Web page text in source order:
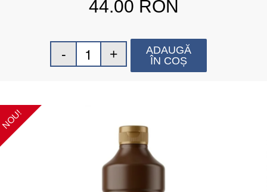
44.00 RON
ADAUGĂ
ÎN COȘ
NOU!